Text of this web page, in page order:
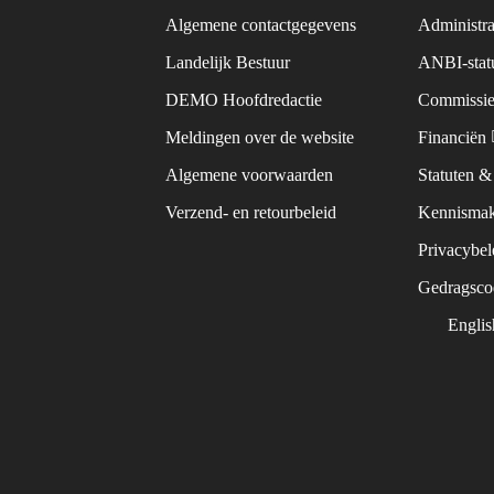
Algemene contactgegevens
Landelijk Bestuur
DEMO Hoofdredactie
Meldingen over de website
Algemene voorwaarden
Verzend- en retourbeleid
ANBI-
Financiën
Statuten